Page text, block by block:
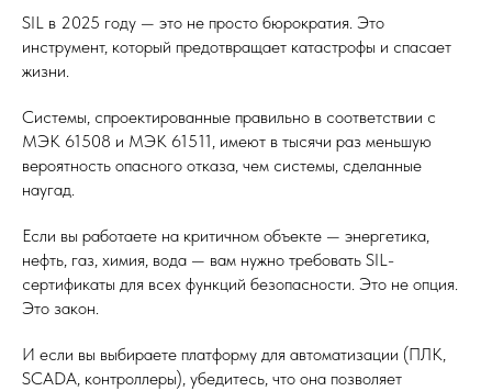
SIL в 2025 году — это не просто бюрократия. Это
инструмент, который предотвращает катастрофы и спасает
жизни.
Системы, спроектированные правильно в соответствии с
МЭК 61508 и МЭК 61511, имеют в тысячи раз меньшую
вероятность опасного отказа, чем системы, сделанные
наугад.
Если вы работаете на критичном объекте — энергетика,
нефть, газ, химия, вода — вам нужно требовать SIL-
сертификаты для всех функций безопасности. Это не опция.
Это закон.
И если вы выбираете платформу для автоматизации (ПЛК,
SCADA, контроллеры), убедитесь, что она позволяет